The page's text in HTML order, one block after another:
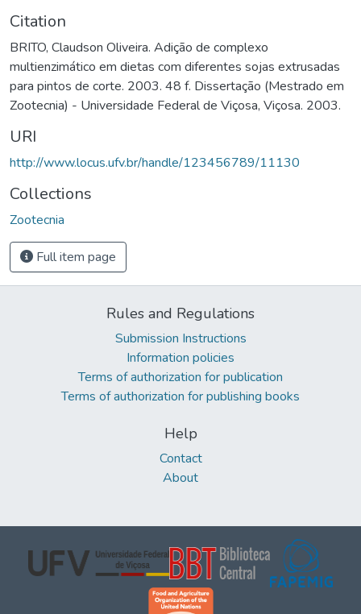
Citation
BRITO, Claudson Oliveira. Adição de complexo
multienzimático em dietas com diferentes sojas extrusadas
para pintos de corte. 2003. 48 f. Dissertação (Mestrado em
Zootecnia) - Universidade Federal de Viçosa, Viçosa. 2003.
URI
http://www.locus.ufv.br/handle/123456789/11130
Collections
Zootecnia
Full item page
Rules and Regulations
Submission Instructions
Information policies
Terms of authorization for publication
Terms of authorization for publishing books
Help
Contact
About